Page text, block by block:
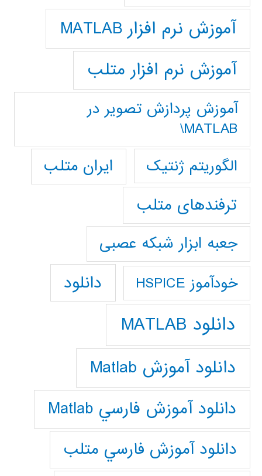
آموزش نرم افزار MATLAB
آموزش نرم افزار متلب
آموزش پردازش تصوير در
MATLAB\
الگوریتم ژنتیک
ایران متلب
ترفندهای متلب
جعبه ابزار شبکه عصبی
خودآموز HSPICE دانلود
دانلود MATLAB
دانلود آموزش Matlab
دانلود آموزش فارسي Matlab
دانلود آموزش فارسي متلب